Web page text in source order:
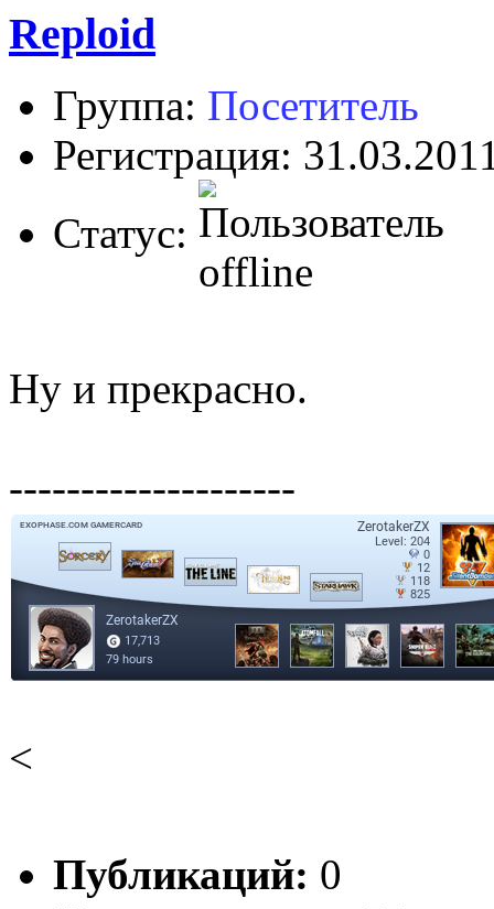
Reploid
Группа: Посетитель
Регистрация:
Статус:
Ну и прекрасно.
--------------------
<
Публикаций: 0